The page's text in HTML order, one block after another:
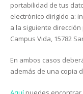
portabilidad de tus
electrónico dirigido a:
a la siguiente dirección
Campus Vida, 15782
En ambos casos
además de una copia